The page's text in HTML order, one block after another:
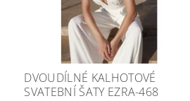
DVOUDÍLNÉ KALHOTOVÉ
SVATEBNÍ ŠATY EZRA-468